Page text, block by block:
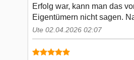
Erfolg war, kann man das
Eigentümern nicht sagen.
Ute 02.04.2026 02:07